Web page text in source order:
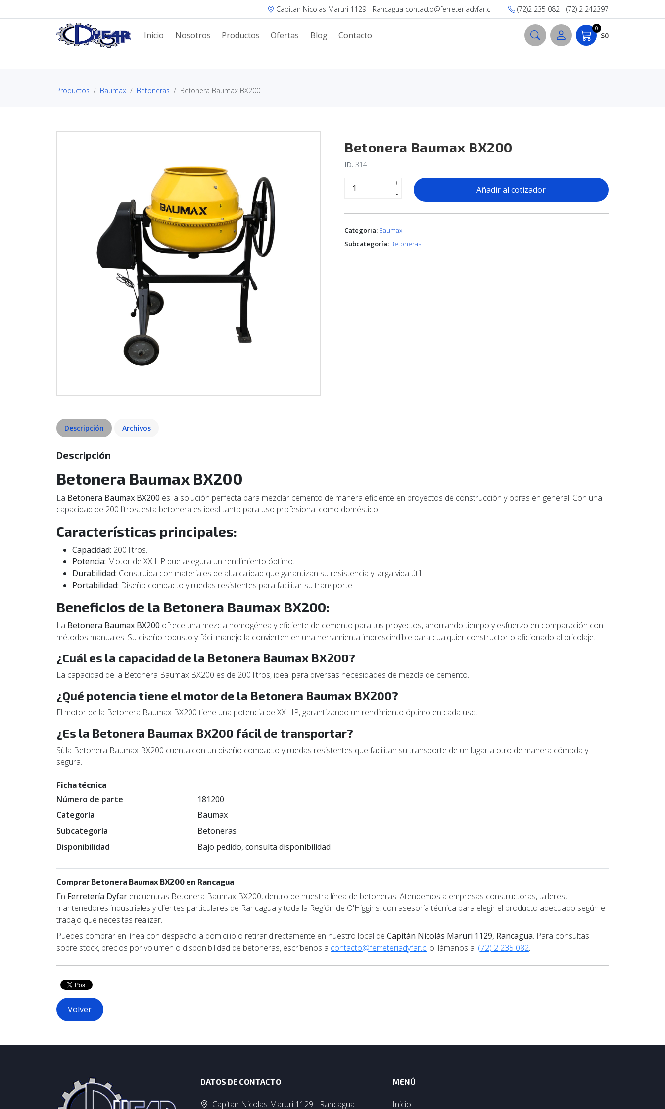
Capitan Nicolas Maruri 1129 - Rancagua contacto@ferreteriadyfar.cl (72)2 235 082 - (72) 2 242397
Inicio Nosotros Productos Ofertas Blog Contacto
0
$0
Productos Baumax Betoneras Betonera Baumax BX200
Betonera Baumax BX200
ID. 314
+
-
Añadir al cotizador
Categoria: Baumax
Subcategoría: Betoneras
Descripción Archivos
Descripción
Betonera Baumax BX200
La Betonera Baumax BX200 es la solución perfecta para mezclar cemento de manera eficiente en proyectos de construcción y obras en general. Con una
capacidad de 200 litros, esta betonera es ideal tanto para uso profesional como doméstico.
Características principales:
Capacidad: 200 litros.
Potencia: Motor de XX HP que asegura un rendimiento óptimo.
Durabilidad: Construida con materiales de alta calidad que garantizan su resistencia y larga vida útil.
Portabilidad: Diseño compacto y ruedas resistentes para facilitar su transporte.
Beneficios de la Betonera Baumax BX200:
La Betonera Baumax BX200 ofrece una mezcla homogénea y eficiente de cemento para tus proyectos, ahorrando tiempo y esfuerzo en comparación con
métodos manuales. Su diseño robusto y fácil manejo la convierten en una herramienta imprescindible para cualquier constructor o aficionado al bricolaje.
¿Cuál es la capacidad de la Betonera Baumax BX200?
La capacidad de la Betonera Baumax BX200 es de 200 litros, ideal para diversas necesidades de mezcla de cemento.
¿Qué potencia tiene el motor de la Betonera Baumax BX200?
El motor de la Betonera Baumax BX200 tiene una potencia de XX HP, garantizando un rendimiento óptimo en cada uso.
¿Es la Betonera Baumax BX200 fácil de transportar?
Sí, la Betonera Baumax BX200 cuenta con un diseño compacto y ruedas resistentes que facilitan su transporte de un lugar a otro de manera cómoda y
segura.
Ficha técnica
Número de parte
181200
Categoría
Baumax
Subcategoría
Betoneras
Disponibilidad
Bajo pedido, consulta disponibilidad
Comprar Betonera Baumax BX200 en Rancagua
En Ferretería Dyfar encuentras Betonera Baumax BX200, dentro de nuestra línea de betoneras. Atendemos a empresas constructoras, talleres,
mantenedores industriales y clientes particulares de Rancagua y toda la Región de O'Higgins, con asesoría técnica para elegir el producto adecuado según el
trabajo que necesitas realizar.
Puedes comprar en línea con despacho a domicilio o retirar directamente en nuestro local de Capitán Nicolás Maruri 1129, Rancagua. Para consultas
sobre stock, precios por volumen o disponibilidad de betoneras, escríbenos a contacto@ferreteriadyfar.cl o llámanos al (72) 2 235 082.
Volver
DATOS DE CONTACTO
Capitan Nicolas Maruri 1129 - Rancagua
MENÚ
Inicio